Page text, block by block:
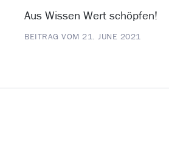
Aus Wissen Wert schöpfen!
BEITRAG VOM 21. JUNE 2021